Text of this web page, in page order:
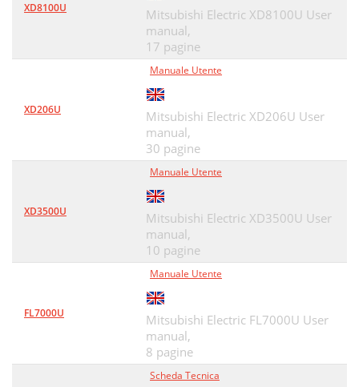
XD8100U
Mitsubishi Electric XD8100U User
manual,
17 pagine
XD206U
Manuale Utente
Mitsubishi Electric XD206U User
manual,
30 pagine
XD3500U
Manuale Utente
Mitsubishi Electric XD3500U User
manual,
10 pagine
FL7000U
Manuale Utente
Mitsubishi Electric FL7000U User
manual,
8 pagine
Scheda Tecnica